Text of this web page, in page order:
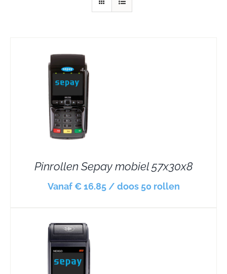
Pinrollen Sepay mobiel 57x30x8
Vanaf € 16.85 / doos 50 rollen